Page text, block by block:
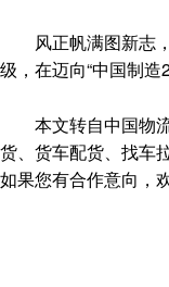
风正帆满图新志，
级，在迈向“中国制
本文转自中国物流
货、货车配货、找车
如果您有合作意向，